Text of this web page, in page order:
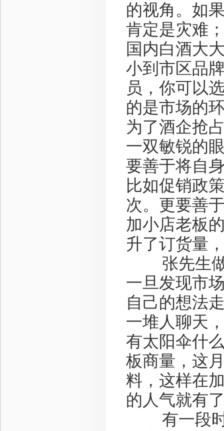
的视角。如
肯定是灾难
国内白酒大
小到市区品
员，你可以
的是市场的
为了酒企抢
一双敏锐的
要善于将自
比如促销政
次。更要善
加小店老板
升了订货量
张先生做
一旦发现市
自己的想法
一堆人聊天
有太阳伞什
板商量，这
料，这样在
的人气就有
有一段时